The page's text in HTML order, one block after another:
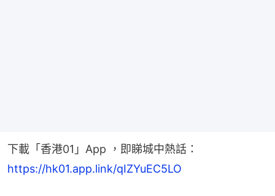
下載「香港01」App ，即睇城中熱話：
https://hk01.app.link/qIZYuEC5LO